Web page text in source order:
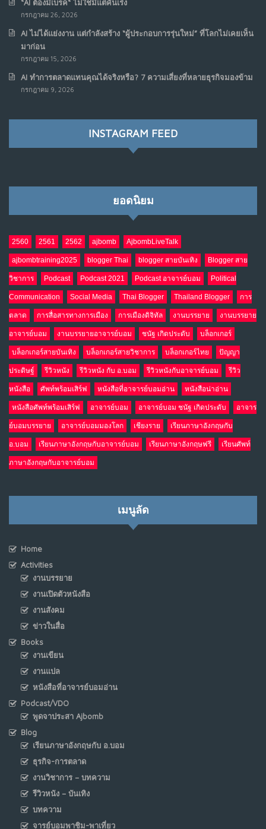
6
7
เมื่อรัฐบาลเริ่มคิดแบบแพลตฟอร์ม : AI กำลังเปลี่ยนรัฐ
ราชการไปตลอดกาล
NO COMMENTS
เมื่อโลกออนไลน์ กลายเป็น“ศาลเตี้ย”
9
NO COMMENTS
10 อินโดนีเซีย กับเกมอำนาจที่มองไม่เห็น
เม.ย. 19, 2026
NO COMMENTS
“AI ต้องมีเบรค“ ไม่ใช่มีแต่คันเร่ง
กรกฎาคม 26, 2026
AI ไม่ได้แย่งงาน แต่กำลังสร้าง “ผู้ประกอบการรุ่นใหม่” ที่โลกไม่เคยเห็น
มาก่อน
กรกฎาคม 15, 2026
AI ทำการตลาดแทนคุณได้จริงหรือ? 7 ความเสี่ยงที่หลายธุรกิจมองข้าม
กรกฎาคม 9, 2026
INSTAGRAM FEED
ยอดนิยม
2560 2561 2562 ajbomb AjbombLiveTalk
ajbombtraining2025 blogger Thai blogger สายบันเทิง Blogger สาย
วิชาการ Podcast Podcast 2021 Podcast อาจารย์บอม Political
Communication Social Media Thai Blogger Thailand Blogger การ
ตลาด การสื่อสารทางการเมือง การเมืองดิจิทัล งานบรรยาย งานบรรยาย
อาจารย์บอม งานบรรยายอาจารย์บอม ชนัฐ เกิดประดับ บล็อกเกอร์
บล็อกเกอร์สายบันเทิง บล็อกเกอร์สายวิชาการ บล็อกเกอร์ไทย ปัญญา
ประดิษฐ์ รีวิวหนัง รีวิวหนัง กับ อ.บอม รีวิวหนังกับอาจารย์บอม รีวิว
หนังสือ ศัพท์พร้อมเสิร์ฟ หนังสือที่อาจารย์บอมอ่าน หนังสือน่าอ่าน
หนังสือศัพท์พร้อมเสิร์ฟ อาจารย์บอม อาจารย์บอม ชนัฐ เกิดประดับ อาจาร
ย์บอมบรรยาย อาจารย์บอมมองโลก เชียงราย เรียนภาษาอังกฤษกับ
อ.บอม เรียนภาษาอังกฤษกับอาจารย์บอม เรียนภาษาอังกฤษฟรี เรียนศัพท์
ภาษาอังกฤษกับอาจารย์บอม
เมนูลัด
Home
Activities
งานบรรยาย
งานเปิดตัวหนังสือ
งานสังคม
ข่าวในสื่อ
Books
งานเขียน
งานแปล
หนังสือที่อาจารย์บอมอ่าน
Podcast/VDO
พูดจาประสา Ajbomb
Blog
เรียนภาษาอังกฤษกับ อ.บอม
ธุรกิจ-การตลาด
งานวิชาการ – บทความ
รีวิวหนัง – บันเทิง
บทความ
จารย์บอมพาชิม-พาเที่ยว